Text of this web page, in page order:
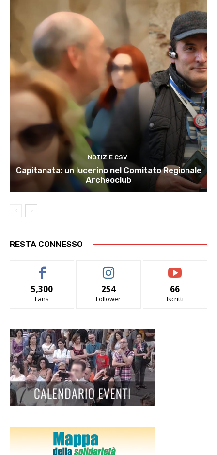
NOTIZIE CSV
Capitanata: un lucerino nel Comitato Regionale
Archeoclub
RESTA CONNESSO
5,300
Fans
254
Follower
66
Iscritti